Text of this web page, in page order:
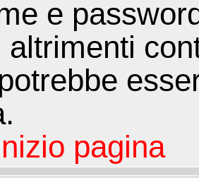
e
altrimenti
pagina